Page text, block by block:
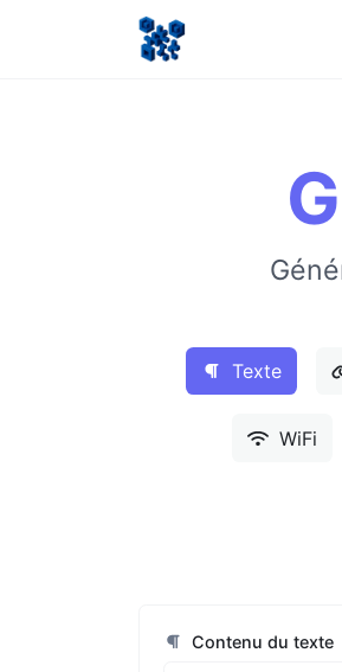
Texte
WiFi
Contenu du texte